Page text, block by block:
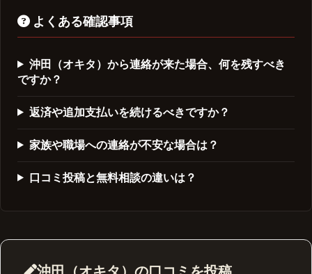
よくある確認事項
沖田（オキタ）から連絡が来た場合、何を残すべき
ですか？
返済や追加支払いを続けるべきですか？
家族や職場への連絡が不安な場合は？
口コミ投稿と無料相談の違いは？